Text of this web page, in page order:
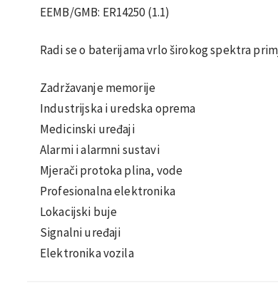
EEMB/GMB: ER14250 (1.1)
Radi se o baterijama vrlo širokog spektra
Zadržavanje memorije
Industrijska i uredska oprema
Medicinski uređaji
Alarmi i alarmni sustavi
Mjerači protoka plina, vode
Profesionalna elektronika
Lokacijski buje
Signalni uređaji
Elektronika vozila